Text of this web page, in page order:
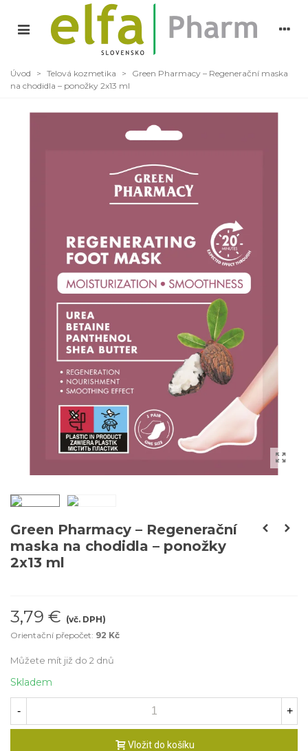
Úvod > Telová kozmetika >
Green Pharmacy – Regenerační maska
na chodidla – ponožky 2x13 ml
Green Pharmacy – Regenerační
maska na chodidla – ponožky
2x13 ml
3,79 € (vč. DPH)
Orientační přepočet: 92 Kč
Můžete mít již do 2 dnů
Skladem
- +
Vložit do košíku